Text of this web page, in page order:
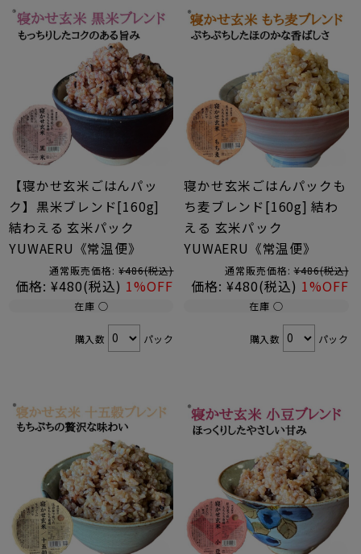
【寝かせ玄米ごはんパッ
ク】黒米ブレンド[160g]
結わえる 玄米パック
YUWAERU《常温便》
通常販売価格: ¥486(税込)
価格: ¥480(税込) 1%OFF
在庫 ○
購入数 パック
寝かせ玄米ごはんパックも
ち麦ブレンド[160g] 結わ
える 玄米パック
YUWAERU《常温便》
通常販売価格: ¥486(税込)
価格: ¥480(税込) 1%OFF
在庫 ○
購入数 パック